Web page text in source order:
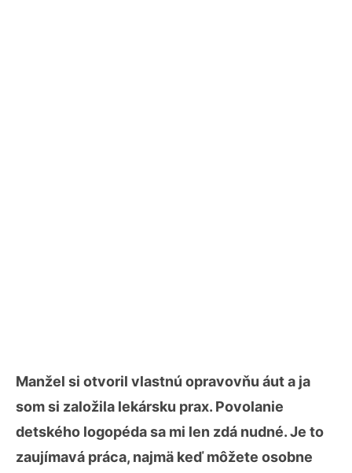
Manžel si otvoril vlastnú opravovňu áut a ja
som si založila lekársku prax. Povolanie
detského logopéda sa mi len zdá nudné. Je to
zaujímavá práca, najmä keď môžete osobne